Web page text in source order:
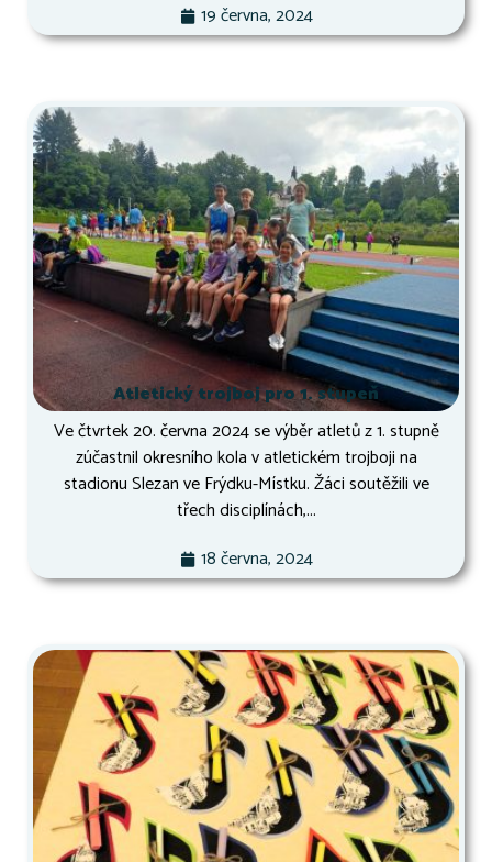
19 června, 2024
Atletický trojboj pro 1. stupeň
Ve čtvrtek 20. června 2024 se výběr atletů z 1. stupně
zúčastnil okresního kola v atletickém trojboji na
stadionu Slezan ve Frýdku-Místku. Žáci soutěžili ve
třech disciplínách,...
18 června, 2024